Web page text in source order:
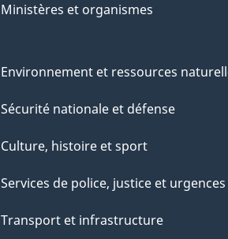
Ministères et organismes
Environnement et ressources
Sécurité nationale et défense
Culture, histoire et sport
Services de police, justice et urgences
Transport et infrastructure